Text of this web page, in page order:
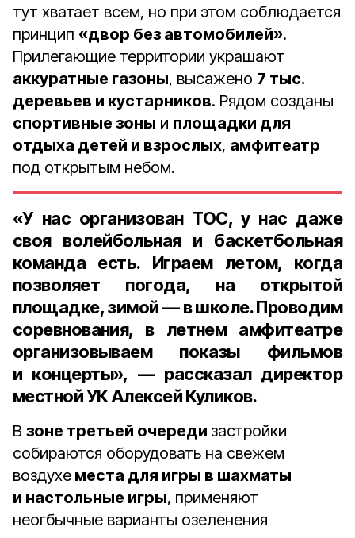
тут хватает всем, но при этом соблюдается
принцип «двор без автомобилей».
Прилегающие территории украшают
аккуратные газоны, высажено 7 тыс.
деревьев и кустарников. Рядом созданы
спортивные зоны и площадки для
отдыха детей и взрослых, амфитеатр
под открытым небом.
«У нас организован ТОС, у нас даже
своя волейбольная и баскетбольная
команда есть. Играем летом, когда
позволяет погода, на открытой
площадке, зимой — в школе. Проводим
соревнования, в летнем амфитеатре
организовываем показы фильмов
и концерты», — рассказал директор
местной УК Алексей Куликов.
В зоне третьей очереди застройки
собираются оборудовать на свежем
воздухе места для игры в шахматы
и настольные игры, применяют
неогбычные варианты озеленения